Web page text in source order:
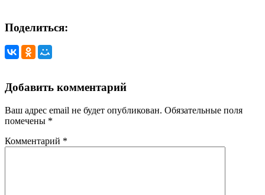
Поделиться:
Добавить комментарий
Ваш адрес email не будет опубликован. Обязательные поля
помечены *
Комментарий *